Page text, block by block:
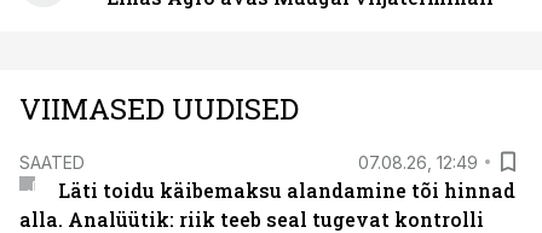
VIIMASED UUDISED
SAATED 07.08.26, 12:49
Läti toidu käibemaksu alandamine tõi hinnad
alla. Analüütik: riik teeb seal tugevat kontrolli